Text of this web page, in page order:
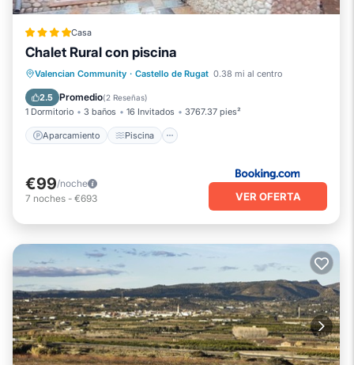
Casa
Chalet Rural con piscina
Valencian Community · Castello de Rugat 0.38 mi al centro
2.5 Promedio(2 Reseñas)
1 Dormitorio 3 baños 16 Invitados 3767.37 pies²
Aparcamiento Piscina
Aparcamiento
Piscina
Balcón/Terraza
€99/noche
7 noches - €693 VER OFERTA